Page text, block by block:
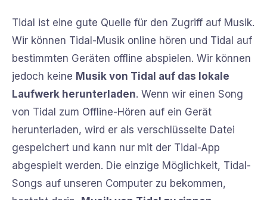
Tidal ist eine gute Quelle für den Zugriff auf Musik.
Wir können Tidal-Musik online hören und Tidal auf
bestimmten Geräten offline abspielen. Wir können
jedoch keine Musik von Tidal auf das lokale
Laufwerk herunterladen. Wenn wir einen Song
von Tidal zum Offline-Hören auf ein Gerät
herunterladen, wird er als verschlüsselte Datei
gespeichert und kann nur mit der Tidal-App
abgespielt werden. Die einzige Möglichkeit, Tidal-
Songs auf unseren Computer zu bekommen,